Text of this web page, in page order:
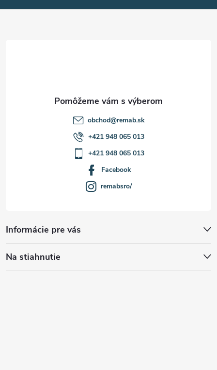
Informácie pre vás
Na stiahnutie
obchod@remab.sk
+421 948 065 013
+421 948 065 013
Facebook
remabsro/